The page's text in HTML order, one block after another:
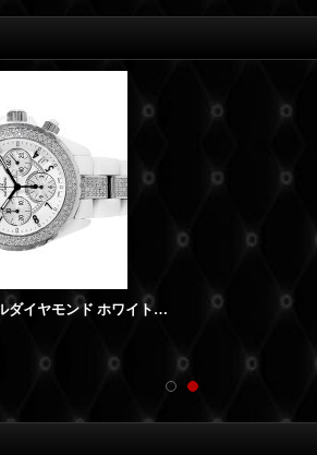
J12 クロノグラフ フルダイヤモンド ホワイトセラミック